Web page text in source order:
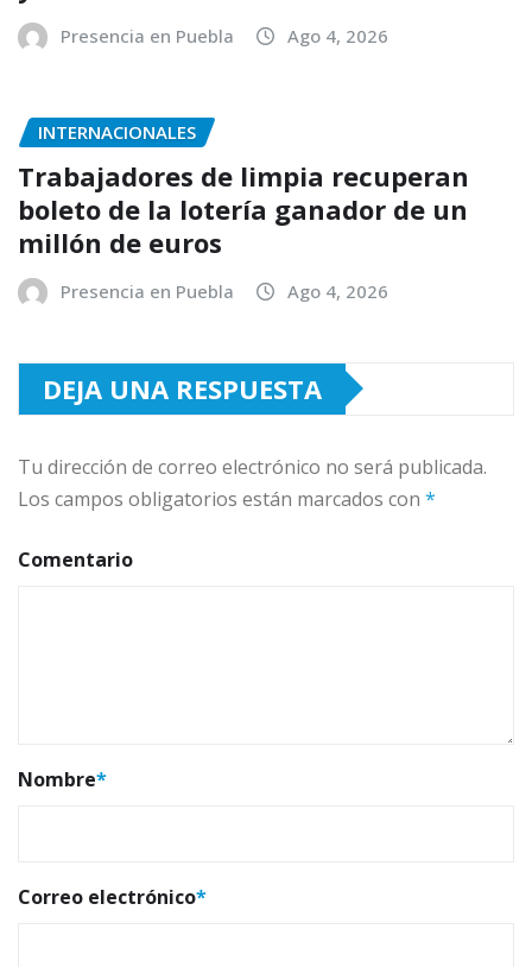
Presencia en Puebla Ago 4, 2026
INTERNACIONALES
Trabajadores de limpia recuperan
boleto de la lotería ganador de un
millón de euros
Presencia en Puebla Ago 4, 2026
DEJA UNA RESPUESTA
Tu dirección de correo electrónico no será publicada.
Los campos obligatorios están marcados con *
Comentario
Nombre*
Correo electrónico*